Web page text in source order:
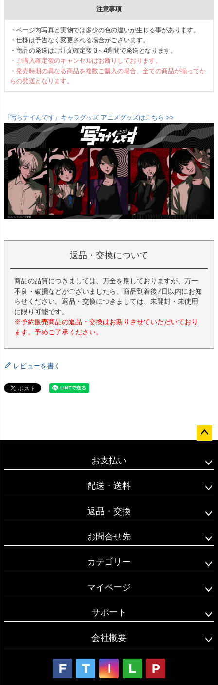
注意事項
・ページ内写真と実物では多少の色の違いが生じる事があります。
・仕様は予告なく変更される場合がございます。
・商品の発送はご注文確定後 3～4週間で発送となります。
・ご購入確定後のキャンセルはお断りしております。
・発売時期の異なる商品を複数ご購入の場合、全ての商品が揃ってか
らの発送となります。
『写らナイんです』キャラグッズ アニメグッズはこちら >>
返品・交換について
商品の品質につきましては、万全を期しておりますが、万一
不良・破損などがございましたら、商品到着後7日以内にお知
らせください。返品・交換につきましては、未開封・未使用
に限り可能です。
※予約販売商品の返品・交換はお断りさせていただいており
ます。予めご了承ください。
レビューを書く
ップ
お支払い
配送・送料
返品・交換
お問合せ先
カテゴリー
マイページ
サポート
会社概要